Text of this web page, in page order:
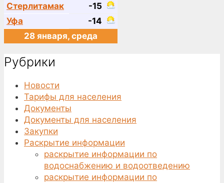
Стерлитамак
-15
Уфа
-14
28 января, среда
Рубрики
Новости
Тарифы для населения
Документы
Документы для населения
Закупки
Раскрытие информации
раскрытие информации по
водоснабжению и водоотведению
раскрытие информации по